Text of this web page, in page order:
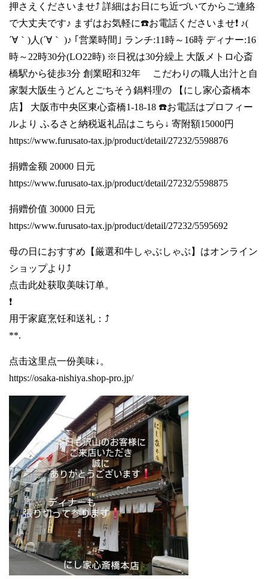
押さえくださいませ⤴️ 詳細はお日にち近づいてからご連絡
で大丈夫です♪ まずはお気軽に☎️お電話くださいませ❗ ♪(
´∀｀)人(´∀｀ )♪ ｢営業時間｣ ランチ:11時～16時 ディナー:16
時～22時30分(LO22時) ※日祝は30分繰上 大阪メトロ心斎
橋駅から徒歩3分 創業昭和32年 こだわりの職人出汁と自
家製大阪生うどんとごちそう鍋料理の 【にし家心斎橋本
店】 大阪市中央区東心斎橋1-18-18 ☎️お電話はプロフィー
ルより ふるさと納税返礼品はこちら↓ 寄附額15000円
https://www.furusato-tax.jp/product/detail/27232/5598876
捐赠金额 20000 日元
https://www.furusato-tax.jp/product/detail/27232/5598875
捐赠价值 30000 日元
https://www.furusato-tax.jp/product/detail/27232/5595692
母の日におすすめ【厳選和牛しゃぶしゃぶ】はオンライン
ショップより⤴️
点击此处获取美味订单。
❗️
用于家庭烹饪和送礼：⤴️
**.
点击这里点一份美味↓。
https://osaka-nishiya.shop-pro.jp/